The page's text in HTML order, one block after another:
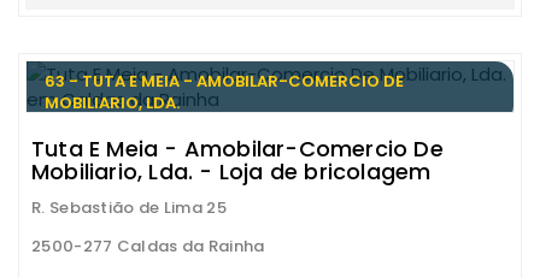
63 - TUTA E MEIA - AMOBILAR-COMERCIO DE
MOBILIARIO, LDA.
Tuta E Meia - Amobilar-Comercio De
Mobiliario, Lda. - Loja de bricolagem
R. Sebastião de Lima 25
2500-277 Caldas da Rainha